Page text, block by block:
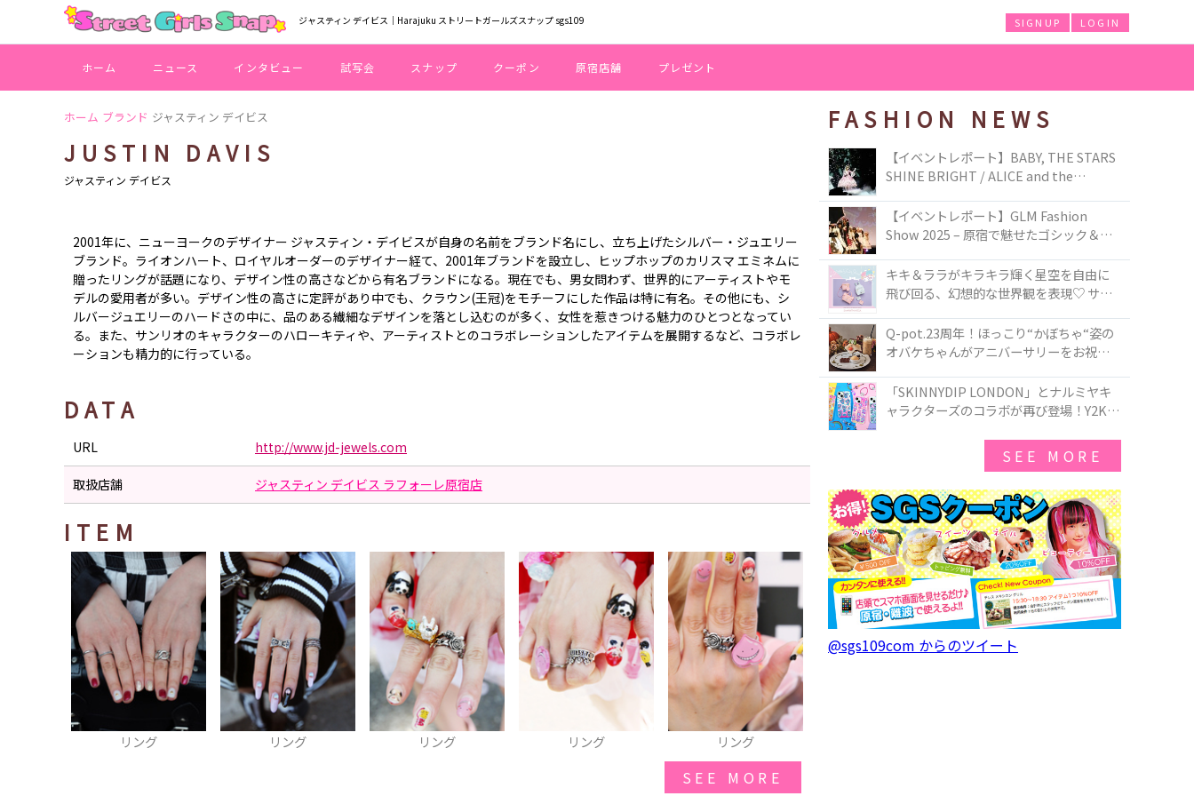
ジャスティン デイビス｜Harajuku ストリートガールズスナップ sgs109 LOGIN
SIGNUP
ホーム ニュース インタビュー 試写会 スナップ クーポン 原宿店舗 プレゼント
ホーム ブランド ジャスティン デイビス
JUSTIN DAVIS
ジャスティン デイビス
2001年に、ニューヨークのデザイナー ジャスティン・デイビスが自身の名前をブランド名にし、立ち上げたシルバー・ジュエリー
ブランド。ライオンハート、ロイヤルオーダーのデザイナー経て、2001年ブランドを設立し、ヒップホップのカリスマ エミネムに
贈ったリングが話題になり、デザイン性の高さなどから有名ブランドになる。現在でも、男女問わず、世界的にアーティストやモ
デルの愛用者が多い。デザイン性の高さに定評があり中でも、クラウン(王冠)をモチーフにした作品は特に有名。その他にも、シ
ルバージュエリーのハードさの中に、品のある繊細なデザインを落とし込むのが多く、女性を惹きつける魅力のひとつとなってい
る。また、サンリオのキャラクターのハローキティや、アーティストとのコラボレーションしたアイテムを展開するなど、コラボレ
ーションも精力的に行っている。
DATA
URL http://www.jd-jewels.com
取扱店舗 ジャスティン デイビス ラフォーレ原宿店
ITEM
リング リング リング リング リング
SEE MORE
FASHION NEWS
【イベントレポート】BABY, THE STARS
SHINE BRIGHT / ALICE and the
TOKYO
【イベントレポート】GLM Fashion
Show 2025 – 原宿で魅せたゴシック＆ロ
キキ＆ララがキラキラ輝く星空を自由に
飛び回る、幻想的な世界観を表現♡ サマ
50周年アニバーサリーイヤー』を記念し
たコレクションが登場
Q-pot.23周年！ほっこり“かぼちゃ“姿の
オバケちゃんがアニバーサリーをお祝い
ー」が新発売！Q-pot CAFE.では「かぼち
ゃのオバケーキプレート」も登場
「SKINNYDIP LONDON」とナルミヤキ
ャラクターズのコラボが再び登場！Y2Kム
SEE MORE
@sgs109com からのツイート